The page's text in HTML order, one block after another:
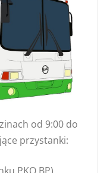
od 9:00 do
przystanki: